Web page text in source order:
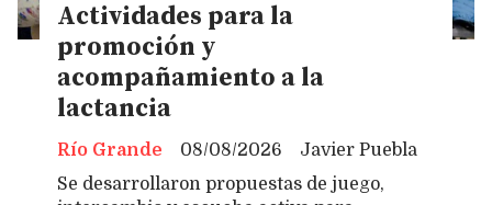
Actividades para la
promoción y
acompañamiento a la
lactancia
Javier Puebla
Río Grande
08/08/2026
Se desarrollaron propuestas de juego,